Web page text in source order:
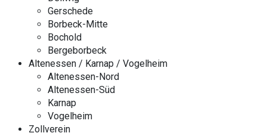
Gerschede
Borbeck-Mitte
Bochold
Bergeborbeck
Altenessen / Karnap / Vogelheim
Altenessen-Nord
Altenessen-Süd
Karnap
Vogelheim
Zollverein